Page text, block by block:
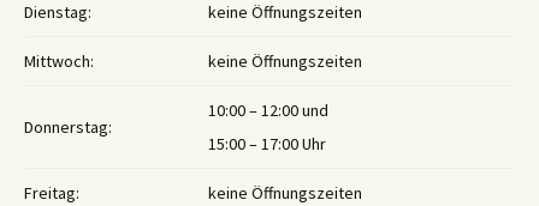
Dienstag: keine Öffnungszeiten
Mittwoch: keine Öffnungszeiten
Donnerstag:
10:00 – 12:00 und
15:00 – 17:00 Uhr
Freitag: keine Öffnungszeiten